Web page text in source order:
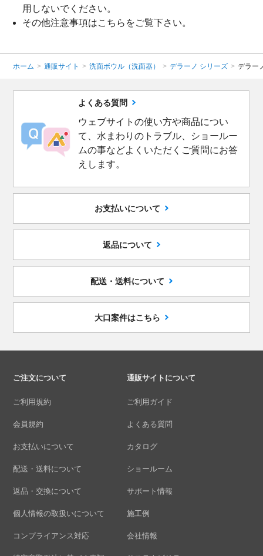
用しないでください。
その他注意事項はこちら をご覧下さい。
ホーム > 通販サイト > 洗面ボウル（洗面器） > デラーノ シリーズ > デラー
よくある質問
ウェブサイトの使い方や商品につい
て、水まわりのトラブル、ショールー
ムの事などよくいただくご質問にお答
えします。
お支払いについて
返品について
配送・送料について
大口案件はこちら
ご注文について
ご利用規約
会員規約
お支払いについて
配送・送料について
返品・交換について
個人情報の取扱いについて
コンプライアンス対応
通販サイトについて
ご利用ガイド
よくある質問
カタログ
ショールーム
サポート情報
施工例
会社情報